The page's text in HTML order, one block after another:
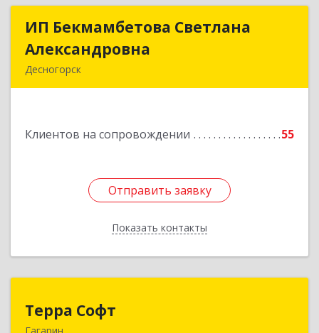
ИП Бекмамбетова Светлана
Александровна
Десногорск
Клиентов на сопровождении 55
Отправить заявку
Показать контакты
ИП Бекмамбетова Светлана
Подробнее
Отправить заявку
Назад
Терра Софт
Гагарин